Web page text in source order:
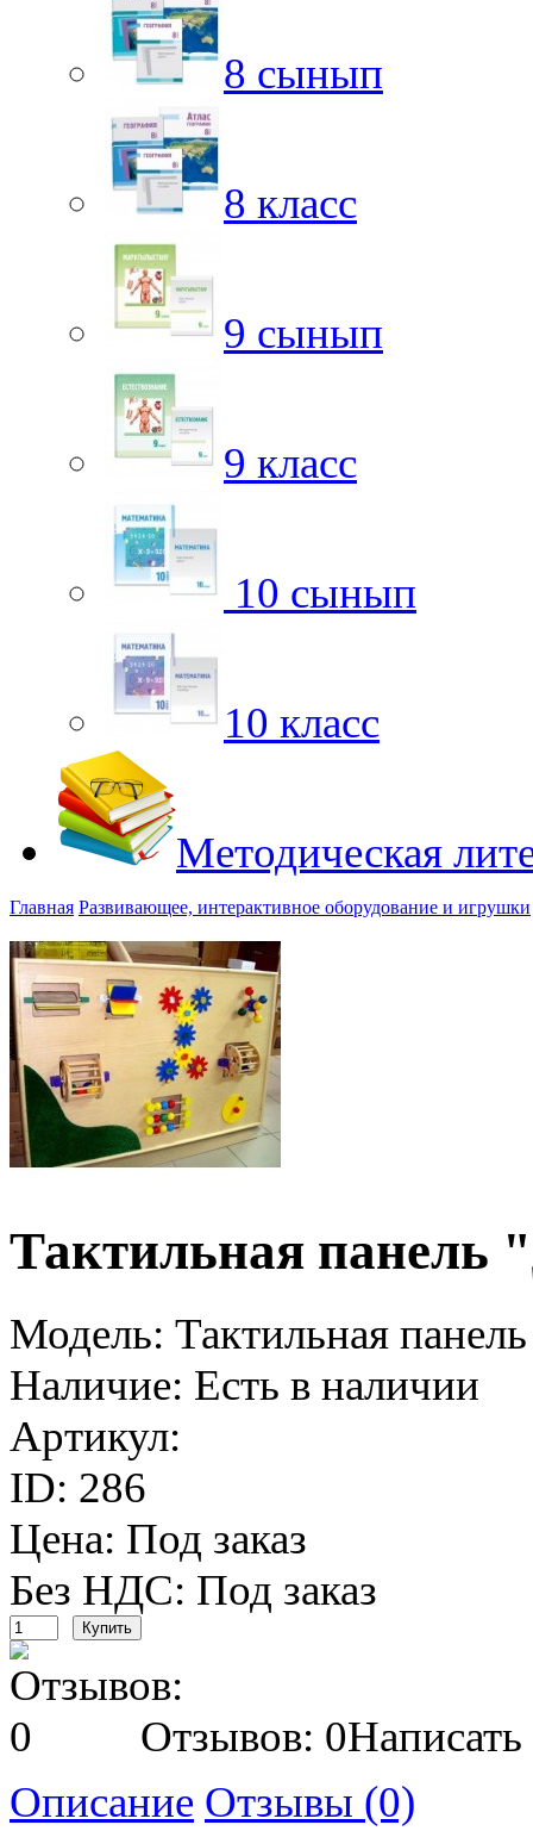
8 сынып
8 класс
9 сынып
9 класс
10 сынып
10 класс
Методическая
Главная Развивающее, интерактивное оборудование и игрушки
Тактильная панель
Модель: Тактильная
Наличие: Есть в наличии
Артикул:
ID: 286
Цена: Под заказ
Без НДС: Под заказ
Отзывов: 0
Описание Отзывы (0)